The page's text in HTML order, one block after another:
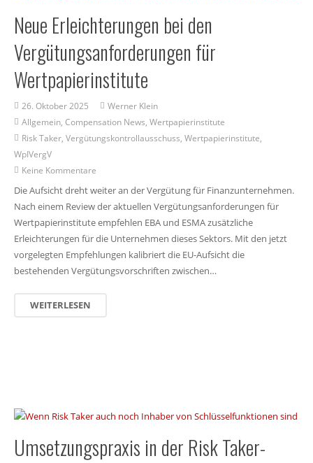
Neue Erleichterungen bei den
Vergütungsanforderungen für
Wertpapierinstitute
26. Oktober 2025
Werner Klein
Allgemein ,Compensation News ,Wertpapierinstitute
Risk Taker ,Vergütungskontrollausschuss ,Wertpapierinstitute
WpIVergV
Keine Kommentare
Die Aufsicht dreht weiter an der Vergütung für Finanzunternehmen.
Nach einem Review der aktuellen Vergütungsanforderungen für
Wertpapierinstitute empfehlen EBA und ESMA zusätzliche
Erleichterungen für die Unternehmen dieses Sektors. Mit den jetzt
vorgelegten Empfehlungen kalibriert die EU-Aufsicht die
bestehenden Vergütungsvorschriften zwischen…
WEITERLESEN
Umsetzungspraxis in der Risk Taker-